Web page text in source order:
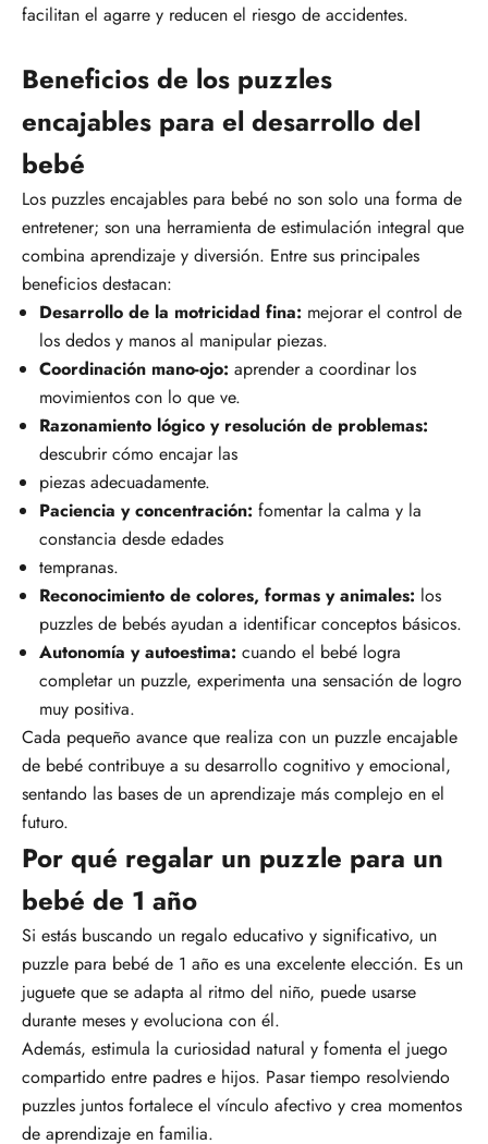
facilitan el agarre y reducen el riesgo de accidentes.
Beneficios de los puzzles
encajables para el desarrollo del
bebé
Los puzzles encajables para bebé no son solo una forma de
entretener; son una herramienta de estimulación integral que
combina aprendizaje y diversión. Entre sus principales
beneficios destacan:
Desarrollo de la motricidad fina: mejorar el control de
los dedos y manos al manipular piezas.
Coordinación mano-ojo: aprender a coordinar los
movimientos con lo que ve.
Razonamiento lógico y resolución de problemas:
descubrir cómo encajar las
piezas adecuadamente.
Paciencia y concentración: fomentar la calma y la
constancia desde edades
tempranas.
Reconocimiento de colores, formas y animales: los
puzzles de bebés ayudan a identificar conceptos básicos.
Autonomía y autoestima: cuando el bebé logra
completar un puzzle, experimenta una sensación de logro
muy positiva.
Cada pequeño avance que realiza con un puzzle encajable
de bebé contribuye a su desarrollo cognitivo y emocional,
sentando las bases de un aprendizaje más complejo en el
futuro.
Por qué regalar un puzzle para un
bebé de 1 año
Si estás buscando un regalo educativo y significativo, un
puzzle para bebé de 1 año es una excelente elección. Es un
juguete que se adapta al ritmo del niño, puede usarse
durante meses y evoluciona con él.
Además, estimula la curiosidad natural y fomenta el juego
compartido entre padres e hijos. Pasar tiempo resolviendo
puzzles juntos fortalece el vínculo afectivo y crea momentos
de aprendizaje en familia.